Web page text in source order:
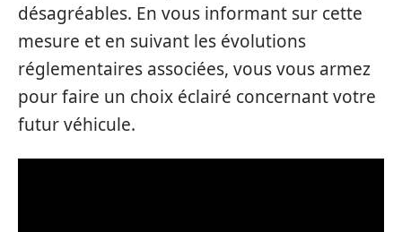
désagréables. En vous informant sur cette
mesure et en suivant les évolutions
réglementaires associées, vous vous armez
pour faire un choix éclairé concernant votre
futur véhicule.